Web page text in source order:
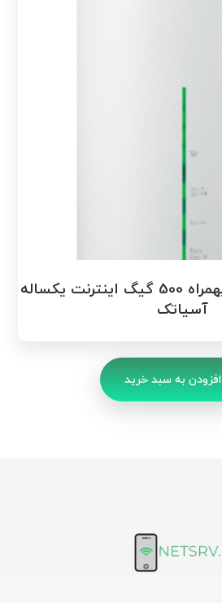
مودم Huawei L02 بهمراه 500 گیگ اینترنت یکساله
آسیاتک
افزودن به سبد خرید